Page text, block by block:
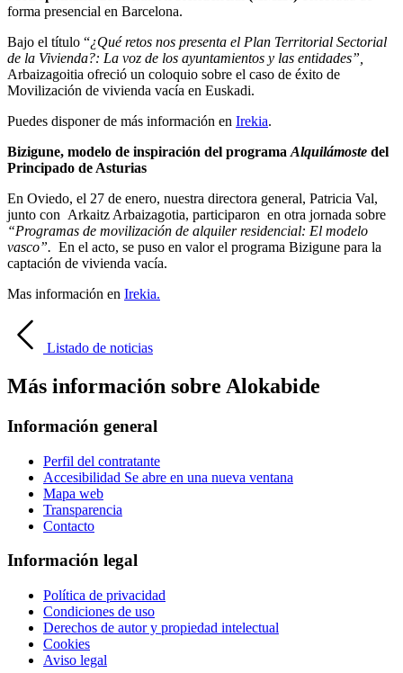
forma presencial en Barcelona.
Bajo el título “¿Qué retos nos presenta el Plan Territorial Sectorial
de la Vivienda?: La voz de los ayuntamientos y las entidades”,
Arbaizagoitia ofreció un coloquio sobre el caso de éxito de
Movilización de vivienda vacía en Euskadi.
Puedes disponer de más información en Irekia.
Bizigune, modelo de inspiración del programa Alquilámoste del
Principado de Asturias
En Oviedo, el 27 de enero, nuestra directora general, Patricia Val,
junto con Arkaitz Arbaizagotia, participaron en otra jornada sobre
“Programas de movilización de alquiler residencial: El modelo
vasco”. En el acto, se puso en valor el programa Bizigune para la
captación de vivienda vacía.
Mas información en Irekia.
Listado de noticias
Más información sobre Alokabide
Información general
Perfil del contratante
Accesibilidad Se abre en una nueva ventana
Mapa web
Transparencia
Contacto
Información legal
Política de privacidad
Condiciones de uso
Derechos de autor y propiedad intelectual
Cookies
Aviso legal